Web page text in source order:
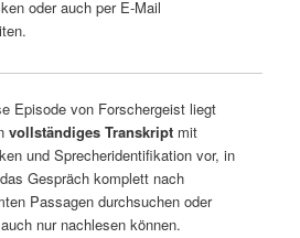
oder auch per E-Mail
Episode von Forschergeist liegt
vollständiges Transkriptmit
und Sprecheridentifikation vor, in
Gespräch komplett nach
Passagen durchsuchen oder
nur nachlesen können.